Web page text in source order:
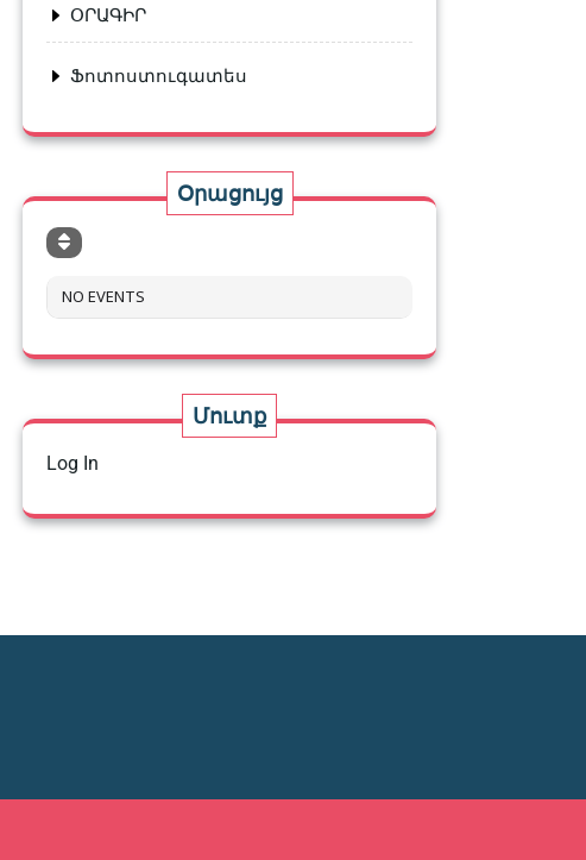
ՕՐԱԳԻՐ
Ֆոտոստուգատես
Օրացույց
NO EVENTS
Մուտք
Log In